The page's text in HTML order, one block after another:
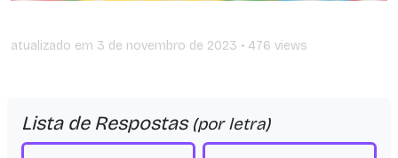
atualizado em 3 de novembro de 2023 • 476 views
Lista de Respostas (por letra)